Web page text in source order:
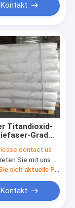
Kontakt
Titandioxid-
Grad
contact us
Sie mit uns bitte in Verbindung
Holen Sie sich aktuelle Preis
Kontakt